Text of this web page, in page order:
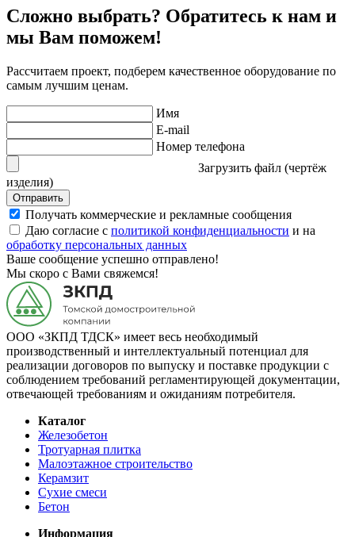
Сложно выбрать? Обратитесь к нам и
мы Вам поможем!
Рассчитаем проект, подберем качественное оборудование по
самым лучшим ценам.
Имя
E-mail
Номер телефона
Загрузить файл (чертёж
изделия)
Отправить
Получать коммерческие и рекламные сообщения
Даю согласие с политикой конфиденциальности и на
обработку персональных данных
Ваше сообщение успешно отправлено!
Мы скоро с Вами свяжемся!
ООО «ЗКПД ТДСК» имеет весь необходимый
производственный и интеллектуальный потенциал для
реализации договоров по выпуску и поставке продукции с
соблюдением требований регламентирующей документации,
отвечающей требованиям и ожиданиям потребителя.
Каталог
Железобетон
Тротуарная плитка
Малоэтажное строительство
Керамзит
Сухие смеси
Бетон
Информация